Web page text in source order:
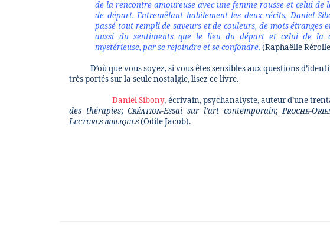
de la rencontre amoureuse avec une femme rousse et celui
de départ. Entremêlant habilement les deux récits, Daniel
passé tout rempli de saveurs et de couleurs, de mots étranges
aussi du sentiments que le lieu du départ et celui de la
mystérieuse, par se rejoindre et se confondre. (Raphaëlle
D’où que vous soyez, si vous êtes sensibles aux questions
très portés sur la seule nostalgie, lisez ce livre.
Daniel Sibony, écrivain, psychanalyste, auteur d’une
des thérapies;Création-Essai sur l’art contemporain;Proche-
Lectures bibliques(Odile Jacob).